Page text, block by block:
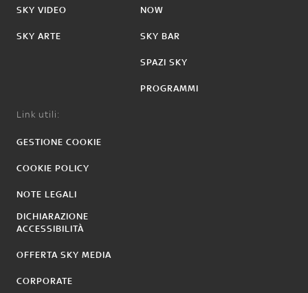
SKY VIDEO
SKY ARTE
NOW
SKY BAR
SPAZI SKY
PROGRAMMI
Link utili:
GESTIONE COOKIE
COOKIE POLICY
NOTE LEGALI
DICHIARAZIONE
ACCESSIBILITÀ
OFFERTA SKY MEDIA
CORPORATE